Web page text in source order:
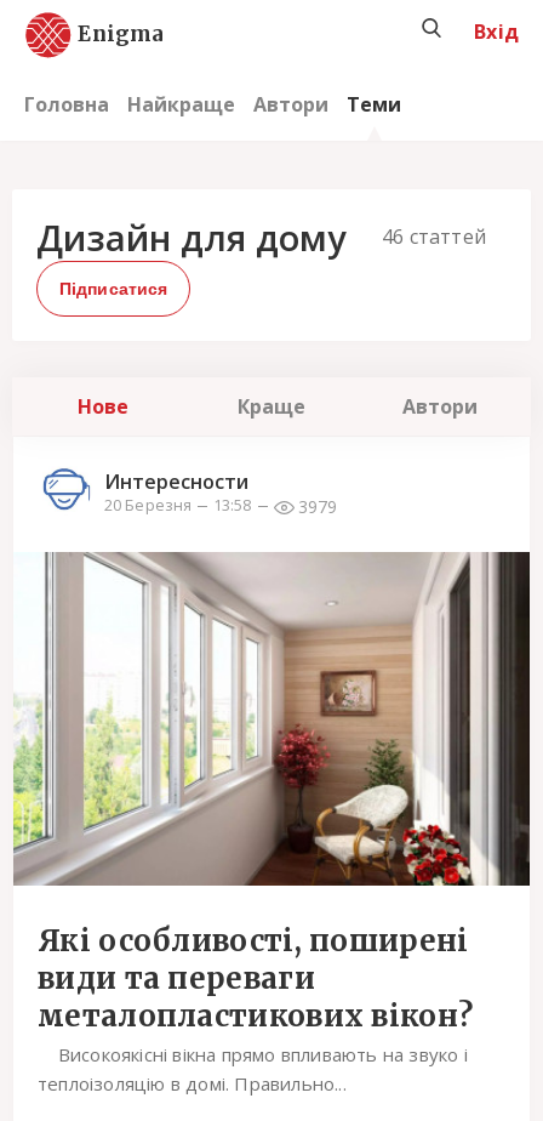
Enigma
Головна Найкраще Автори Теми
Вхід
Дизайн для дому 46 статтей
Підписатися
Нове Краще Автори
Интересности
20 Березня 13:58 3979
Які особливості, поширені
види та переваги
металопластикових вікон?
Високоякісні вікна прямо впливають на звуко і
теплоізоляцію в домі. Правильно...